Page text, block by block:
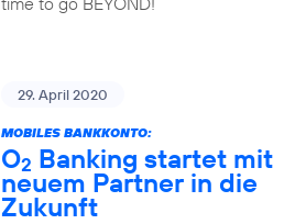
29. April 2020
MOBILES BANKKONTO:
O2 Banking startet mit
neuem Partner in die
Zukunft